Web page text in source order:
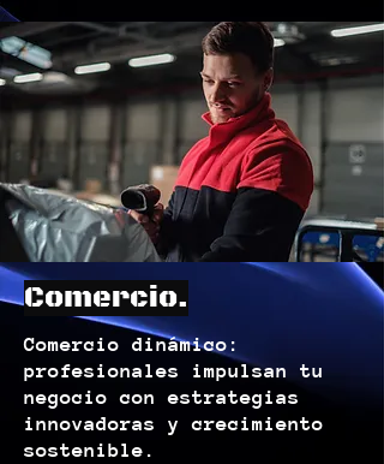
Comercio.
Comercio dinámico:
profesionales impulsan tu
negocio con estrategias
innovadoras y crecimiento
sostenible.